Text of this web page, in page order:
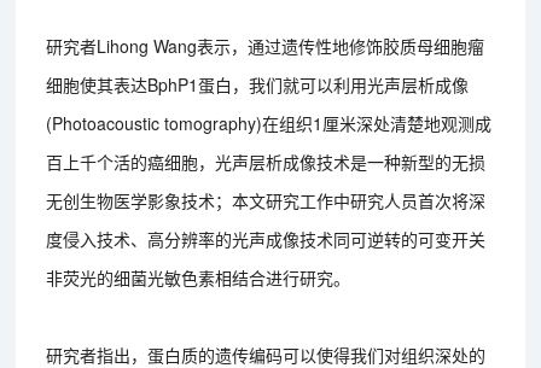
研究者Lihong Wang表示，通过遗传性地修饰胶质母细胞瘤
细胞使其表达BphP1蛋白，我们就可以利用光声层析成像
(Photoacoustic tomography)在组织1厘米深处清楚地观测成
百上千个活的癌细胞，光声层析成像技术是一种新型的无损
无创生物医学影象技术；本文研究工作中研究人员首次将深
度侵入技术、高分辨率的光声成像技术同可逆转的可变开关
非荧光的细菌光敏色素相结合进行研究。
研究者指出，蛋白质的遗传编码可以使得我们对组织深处的